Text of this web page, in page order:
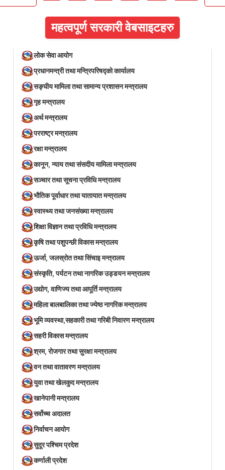
महत्वपूर्ण सरकारी वेबसाइटहरु
लोक सेवा आयोग
प्रधानमन्त्री तथा मन्त्रिपरिषद्को कार्यालय
सङ्घीय मामिला तथा सामान्य प्रशासन मन्त्रालय
गृह मन्त्रालय
अर्थ मन्त्रालय
परराष्ट्र मन्त्रालय
रक्षा मन्त्रालय
कानून, न्याय तथा संसदीय मामिला मन्त्रालय
सञ्‍चार तथा सूचना प्रविधि मन्त्रालय
भौतिक पूर्वाधार तथा यातायात मन्त्रालय
स्वास्थ्य तथा जनसंख्या मन्त्रालय
शिक्षा विज्ञान तथा प्रविधि मन्त्रालय
कृषि तथा पशुपन्छी विकास मन्त्रालय
ऊर्जा, जलस्रोत तथा सिंचाइ मन्त्रालय
संस्कृति, पर्यटन तथा नागरिक उड्डयन मन्त्रालय
उद्योग, वाणिज्य तथा आपूर्ति मन्त्रालय
महिला बालबालिका तथा ज्येष्ठ नागरिक मन्त्रालय
भूमि व्यवस्था,सहकारी तथा गरिबी निवारण मन्त्रालय
सहरी विकास मन्त्रालय
श्रम, रोजगार तथा सुरक्षा मन्त्रालय
वन तथा वातावरण मन्त्रालय
युवा तथा खेलकुद मन्त्रालय
खानेपानी मन्त्रालय
सर्वोच्च अदालत
निर्वाचन आयोग
सुदूर पश्चिम प्रदेश
कर्णाली प्रदेश